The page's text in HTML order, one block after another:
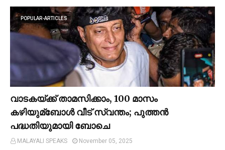
POPULAR-ARTICLES
വാടകയ്ക്ക് താമസിക്കാം, 100 മാസം
കഴിയുമ്ബോള്‍ വീട് സ്വന്തം; പുത്തന്‍
പദ്ധതിയുമായി ബോചെ
MALAYALI SPEAKS
November 05, 2025